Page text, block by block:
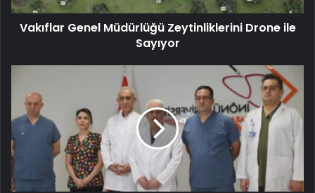
Vakıflar Genel Müdürlüğü Zeytinliklerini Drone ile
Sayıyor